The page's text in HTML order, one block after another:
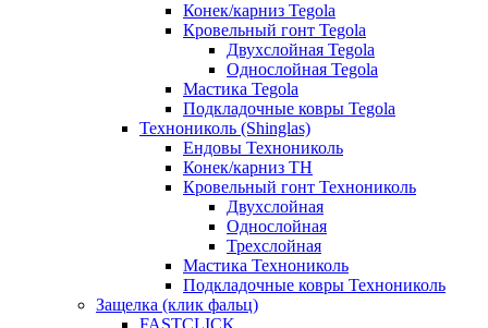
Конек/карниз Tegola
Кровельный гонт Tegola
Двухслойная Tegola
Однослойная Tegola
Мастика Tegola
Подкладочные ковры Tegola
Технониколь (Shinglas)
Ендовы Технониколь
Конек/карниз ТН
Кровельный гонт Технониколь
Двухслойная
Однослойная
Трехслойная
Мастика Технониколь
Подкладочные ковры Технониколь
Защелка (клик фальц)
FASTCLICK